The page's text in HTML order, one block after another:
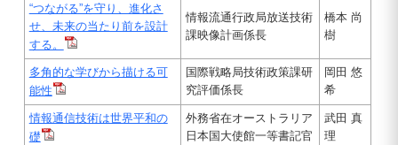
“つながる”を守り、進化さ
せ、未来の当たり前を設計
する。
情報流通行政局放送技術
課映像計画係長
橋本 尚
樹
多角的な学びから描ける可
能性
国際戦略局技術政策課研
究評価係長
岡田 悠
希
情報通信技術は世界平和の
礎
外務省在オーストラリア
日本国大使館一等書記官
武田 真
理